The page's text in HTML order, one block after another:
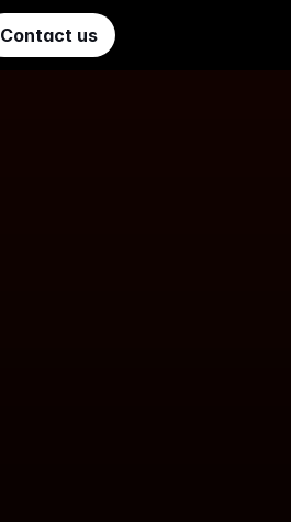
Contact us